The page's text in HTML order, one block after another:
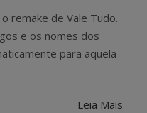
remake de Vale Tudo.
e os nomes dos
para aquela
Leia Mais